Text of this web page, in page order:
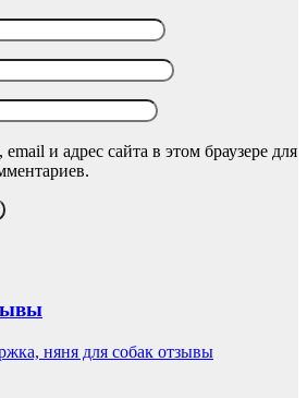
и адрес сайта в этом браузере для
няня для собак отзывы